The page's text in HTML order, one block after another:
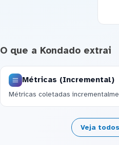
O que a Kondado extrai
Métricas (Incremental)
Métricas coletadas
Veja